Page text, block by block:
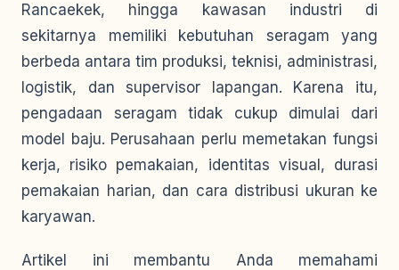
Rancaekek, hingga kawasan industri di
sekitarnya memiliki kebutuhan seragam yang
berbeda antara tim produksi, teknisi, administrasi,
logistik, dan supervisor lapangan. Karena itu,
pengadaan seragam tidak cukup dimulai dari
model baju. Perusahaan perlu memetakan fungsi
kerja, risiko pemakaian, identitas visual, durasi
pemakaian harian, dan cara distribusi ukuran ke
karyawan.
Artikel ini membantu Anda memahami